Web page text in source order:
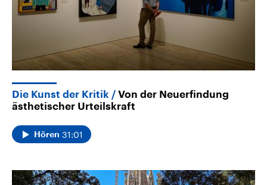
Die Kunst der Kritik
Von der Neuerfindung
ästhetischer Urteilskraft
Hören 31:01